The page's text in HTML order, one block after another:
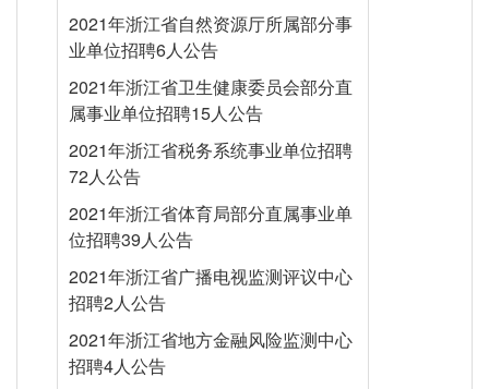
2021年浙江省自然资源厅所属部分事
业单位招聘6人公告
2021年浙江省卫生健康委员会部分直
属事业单位招聘15人公告
2021年浙江省税务系统事业单位招聘
72人公告
2021年浙江省体育局部分直属事业单
位招聘39人公告
2021年浙江省广播电视监测评议中心
招聘2人公告
2021年浙江省地方金融风险监测中心
招聘4人公告